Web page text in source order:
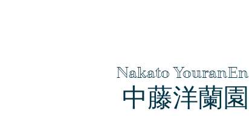
Nakato YouranEn
中藤洋蘭園